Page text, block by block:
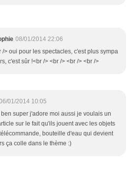
08/01/2014 22:06
/> oui pour les spectacles, c'est plus sympa
c'est sûr !<br /> <br /> <br /> <br />
01/2014 10:05
super j'adore moi aussi je voulais un
sur le fait qu'ils jouent avec les objets
bouteille d'eau qui devient
ça colle dans le thème :)